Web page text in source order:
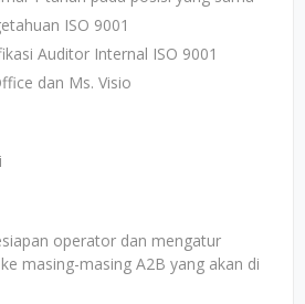
ISO 9001
Auditor Internal ISO 9001
dan Ms. Visio
operator dan mengatur
masing-masing A2B yang akan di